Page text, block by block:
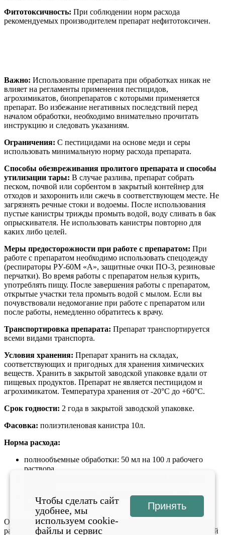
Фитотоксичность: При соблюдении норм расхода
рекомендуемых производителем препарат нефитотоксичен.
Важно: Использование препарата при обработках никак не
влияет на регламенты применения пестицидов,
агрохимикатов, биопрепаратов с которыми применяется
препарат. Во избежание негативных последствий перед
началом обработки, необходимо внимательно прочитать
инструкцию и следовать указаниям.
Ограничения: С пестицидами на основе меди и серы
использовать минимальную норму расхода препарата.
Способы обезвреживания пролитого препарата и способы
утилизации тары: В случае разлива, препарат собрать
песком, почвой или сорбентом в закрытый контейнер для
отходов и захоронить или сжечь в соответствующем месте. Не
загрязнять речные стоки и водоемы. После использования
пустые канистры трижды промыть водой, воду сливать в бак
опрыскивателя. Не использовать канистры повторно для
каких либо целей.
Меры предосторожности при работе с препаратом: При
работе с препаратом необходимо использовать спецодежду
(респираторы РУ-60М «А», защитные очки ПО-3, резиновые
перчатки). Во время работы с препаратом нельзя курить,
употреблять пищу. После завершения работы с препаратом,
открытые участки тела промыть водой с мылом. Если вы
почувствовали недомогание при работе с препаратом или
после работы, немедленно обратитесь к врачу.
Транспортировка препарата: Препарат транспортируется
всеми видами транспорта.
Условия хранения: Препарат хранить на складах,
соответствующих и пригодных для хранения химических
веществ. Хранить в закрытой заводской упаковке вдали от
пищевых продуктов. Препарат не является пестицидом и
агрохимикатом. Температура хранения от -20°С до +60°С.
Срок годности: 2 года в закрытой заводской упаковке.
Фасовка: полиэтиленовая канистра 10л.
Норма расхода:
полнообъемные обработки: 50 мл на 100 л рабочего
раствора.
ультрамалообъемные обработки: 10 мл на 6-10 л
рабочего раствора
Общая норма расхода составляет 30-50 мл препарата на 100л
рабочего раствора. Норма расхода зависит от обрабатываемой
Чтобы сделать сайт
удобнее, мы
используем cookie-
файлы и сервис
Принять